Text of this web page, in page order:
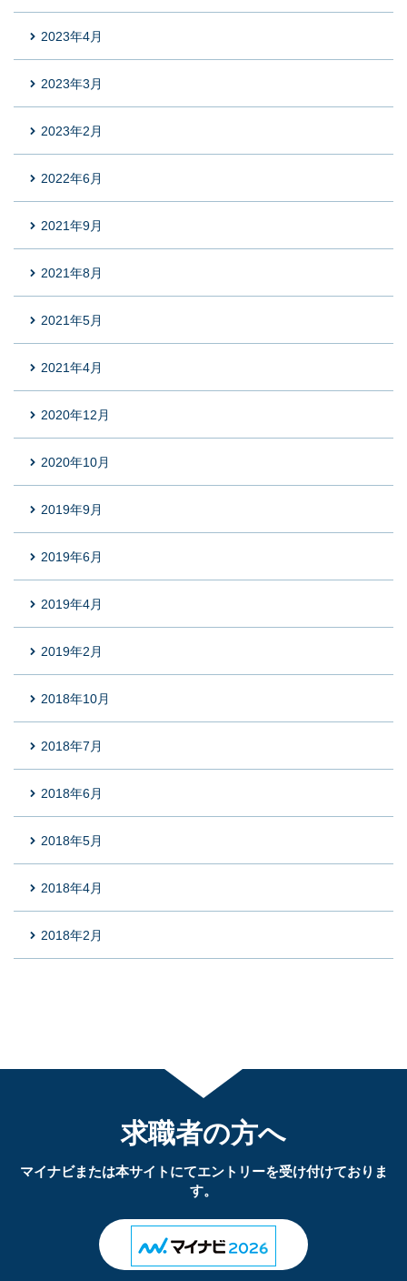
2023年4月
2023年3月
2023年2月
2022年6月
2021年9月
2021年8月
2021年5月
2021年4月
2020年12月
2020年10月
2019年9月
2019年6月
2019年4月
2019年2月
2018年10月
2018年7月
2018年6月
2018年5月
2018年4月
2018年2月
求職者の方へ
マイナビまたは本サイトにてエントリーを受け付けておりま
す。